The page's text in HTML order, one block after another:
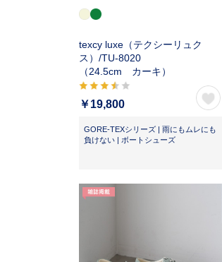
texcy luxe（テクシーリュク
ス）/TU-8020
（24.5cm カーキ）
￥19,800
GORE-TEXシリーズ | 雨にもムレにも
負けない | ボートシューズ